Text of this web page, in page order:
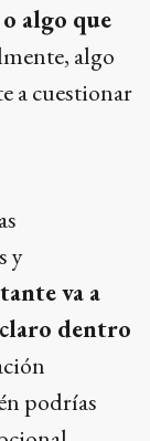
algo que
algo
a cuestionar
y
va a
dentro
podrías